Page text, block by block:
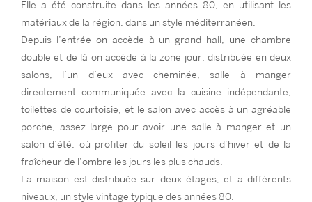
Elle a été construite dans les années 80, en utilisant les
matériaux de la région, dans un style méditerranéen.
Depuis l’entrée on accède à un grand hall, une chambre
double et de là on accède à la zone jour, distribuée en deux
salons, l’un d’eux avec cheminée, salle à manger
directement communiquée avec la cuisine indépendante,
toilettes de courtoisie, et le salon avec accès à un agréable
porche, assez large pour avoir une salle à manger et un
salon d’été, où profiter du soleil les jours d’hiver et de la
fraîcheur de l’ombre les jours les plus chauds.
La maison est distribuée sur deux étages, et a différents
niveaux, un style vintage typique des années 80.